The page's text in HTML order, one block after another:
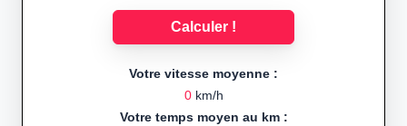
Calculer !
Votre vitesse moyenne :
0km/h
Votre temps moyen au km :